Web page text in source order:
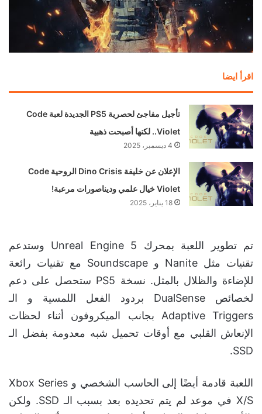
اقرأ ايضا
تأجيل مفاجئ لحصرية PS5 الجديدة لعبة Code
Violet.. لكنها أصبحت ذهبية
4 ديسمبر، 2025
الإعلان عن خليفة Dino Crisis الروحية Code
Violet خيال علمي وديناصورات مرعبة!
18 يناير، 2025
تم تطوير اللعبة بمحرك Unreal Engine 5 وستدعم
تقنيات مثل Nanite و Soundscape مع تقنيات رائعة
للإضاءة والظلال بالمثل. نسخة PS5 ستحصل على دعم
لخصائص DualSense بردود الفعل اللمسية و الـ
Adaptive Triggers بجانب الميكروفون أثناء لحظات
الإنعاش القلبي مع أوقات تحميل شبه معدومة بفضل الـ
SSD.
اللعبة قادمة أيضًا إلى الحاسب الشخصي و Xbox Series
X/S في موعد لم يتم تحديده بعد بسبب الـ SSD. ولكن